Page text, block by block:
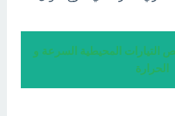
التيارات المحيطية السرعة و
الحرارة